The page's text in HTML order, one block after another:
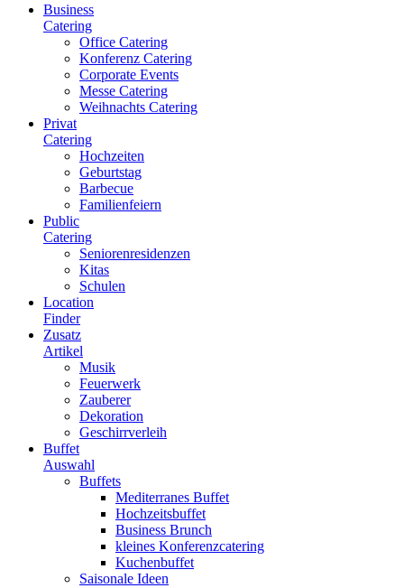
Business
Catering
Office Catering
Konferenz Catering
Corporate Events
Messe Catering
Weihnachts Catering
Privat
Catering
Hochzeiten
Geburtstag
Barbecue
Familienfeiern
Public
Catering
Seniorenresidenzen
Kitas
Schulen
Location
Finder
Zusatz
Artikel
Musik
Feuerwerk
Zauberer
Dekoration
Geschirrverleih
Buffet
Auswahl
Buffets
Mediterranes Buffet
Hochzeitsbuffet
Business Brunch
kleines Konferenzcatering
Kuchenbuffet
Saisonale Ideen